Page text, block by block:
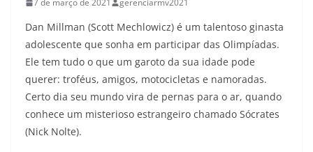
7 de março de 2021 gerenciarmv2021
Dan Millman (Scott Mechlowicz) é um talentoso ginasta
adolescente que sonha em participar das Olimpíadas.
Ele tem tudo o que um garoto da sua idade pode
querer: troféus, amigos, motocicletas e namoradas.
Certo dia seu mundo vira de pernas para o ar, quando
conhece um misterioso estrangeiro chamado Sócrates
(Nick Nolte).